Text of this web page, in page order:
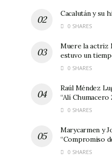
Cacalután y su
0 SHARES
Muere la actriz
estuvo un
0 SHARES
Raúl Méndez
“Alí Chumacero
0 SHARES
Marycarmen y
“Compromiso
0 SHARES